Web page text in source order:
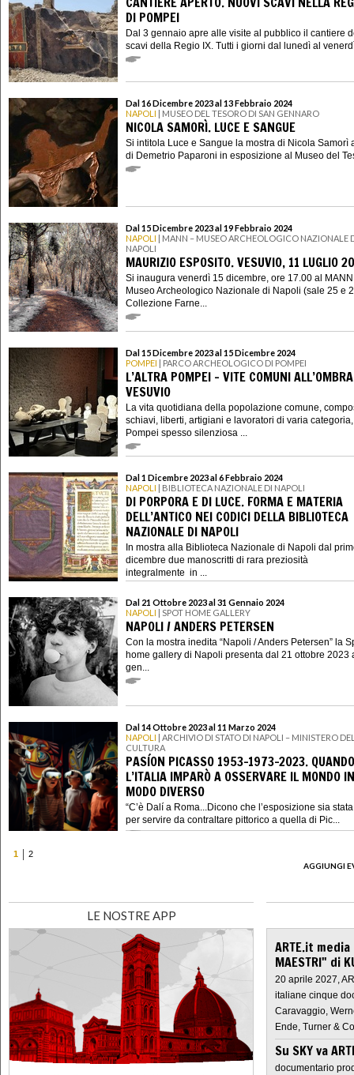
DI POMPEI
Dal 3 gennaio apre alle visite al pubblico il cantiere
scavi della Regio IX. Tutti i giorni dal lunedì al
Dal 16 Dicembre 2023 al 13 Febbraio 2024
NAPOLI | MUSEO DEL TESORO DI SAN GENNARO
NICOLA SAMORÌ. LUCE E SANGUE
Si intitola Luce e Sangue la mostra di Nicola Samorì
di Demetrio Paparoni in esposizione al Museo del
Dal 15 Dicembre 2023 al 19 Febbraio 2024
NAPOLI | MANN – MUSEO ARCHEOLOGICO NAZIONALE
NAPOLI
MAURIZIO ESPOSITO. VESUVIO, 11 LUGLIO
Si inaugura venerdì 15 dicembre, ore 17.00 al
Museo Archeologico Nazionale di Napoli (sale 25 e
Collezione Farne...
Dal 15 Dicembre 2023 al 15 Dicembre 2024
POMPEI | PARCO ARCHEOLOGICO DI POMPEI
L’ALTRA POMPEI – VITE COMUNI
VESUVIO
La vita quotidiana della popolazione comune,
schiavi, liberti, artigiani e lavoratori di varia
Pompei spesso silenziosa ...
Dal 1 Dicembre 2023 al 6 Febbraio 2024
NAPOLI | BIBLIOTECA NAZIONALE DI NAPOLI
DI PORPORA E DI LUCE. FORMA E MATERIA
DELL’ANTICO NEI CODICI DELLA BIBLIOTECA
NAZIONALE DI NAPOLI
In mostra alla Biblioteca Nazionale di Napoli dal
dicembre due manoscritti di rara preziosità
integralmente in ...
Dal 21 Ottobre 2023 al 31 Gennaio 2024
NAPOLI | SPOT HOME GALLERY
NAPOLI / ANDERS PETERSEN
Con la mostra inedita “Napoli / Anders Petersen” la
home gallery di Napoli presenta dal 21 ottobre 2023
gen...
Dal 14 Ottobre 2023 al 11 Marzo 2024
NAPOLI | ARCHIVIO DI STATO DI NAPOLI – MINISTERO
CULTURA
PASÍON PICASSO 1953-1973-2023. QUANDO
L’ITALIA IMPARÒ A OSSERVARE IL MONDO IN
MODO DIVERSO
“C’è Dalí a Roma...Dicono che l’esposizione sia
per servire da contraltare pittorico a quella di Pic...
1
2
AGGIUNGI
LE NOSTRE APP
ARTE.it
MAESTRI" di
20 aprile 2027,
italiane cinque
Caravaggio,
Ende, Turner &
Su SKY va
documentario